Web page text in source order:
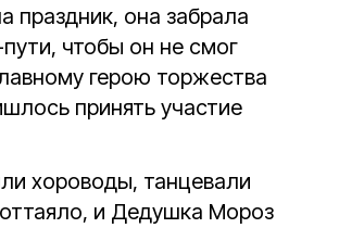
праздник, она забрала
чтобы он не смог
герою торжества
принять участие
хороводы, танцевали
и Дедушка Мороз